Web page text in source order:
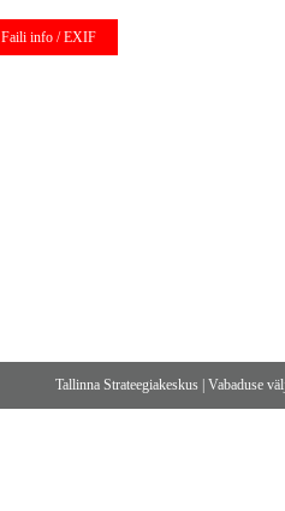
Faili info / EXIF
Tallinna Strateegiakeskus |Vabaduse